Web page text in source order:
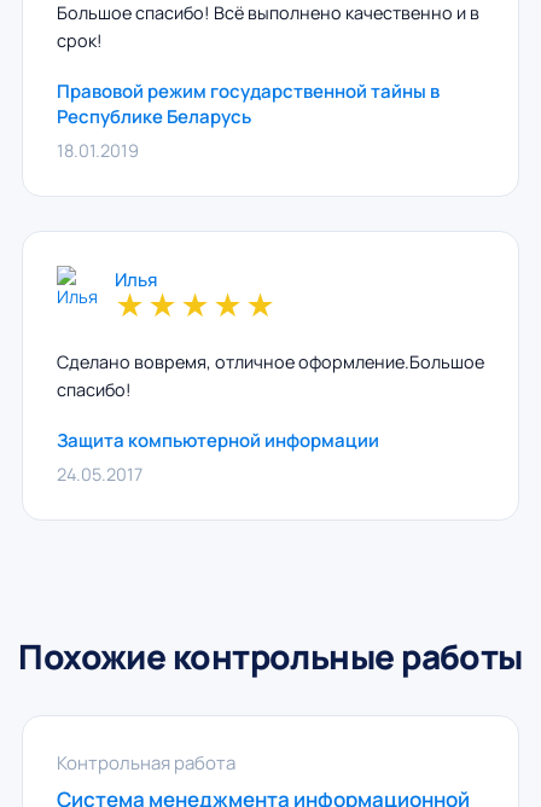
Большое спасибо! Всё выполнено качественно и в
срок!
Правовой режим государственной тайны в
Республике Беларусь
18.01.2019
Илья
★★★★★
Сделано вовремя, отличное оформление.Большое
спасибо!
Защита компьютерной информации
24.05.2017
Похожие контрольные работы
Контрольная работа
Система менеджмента информационной